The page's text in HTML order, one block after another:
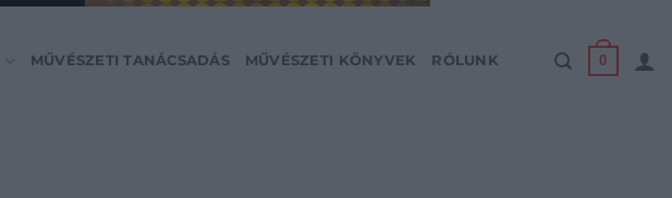
MŰVÉSZETI TANÁCSADÁS MŰVÉSZETI KÖNYVEK RÓLUNK 0